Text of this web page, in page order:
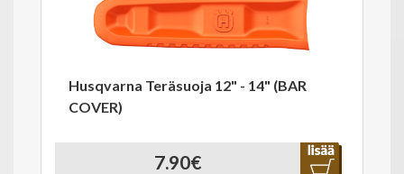
Husqvarna Teräsuoja 12" - 14" (BAR
COVER)
7.90€